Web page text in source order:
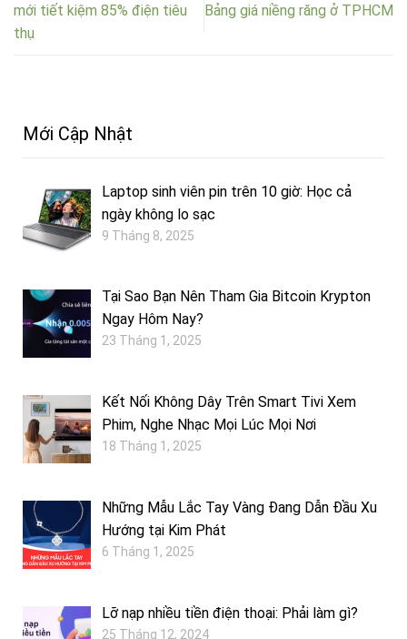
mới tiết kiệm 85% điện tiêu
thụ
Bảng giá niềng răng ở TPHCM
Mới Cập Nhật
Laptop sinh viên pin trên 10 giờ: Học cả
ngày không lo sạc
9 Tháng 8, 2025
Tại Sao Bạn Nên Tham Gia Bitcoin Krypton
Ngay Hôm Nay?
23 Tháng 1, 2025
Kết Nối Không Dây Trên Smart Tivi Xem
Phim, Nghe Nhạc Mọi Lúc Mọi Nơi
18 Tháng 1, 2025
Những Mẫu Lắc Tay Vàng Đang Dẫn Đầu Xu
Hướng tại Kim Phát
6 Tháng 1, 2025
Lỡ nạp nhiều tiền điện thoại: Phải làm gì?
25 Tháng 12, 2024